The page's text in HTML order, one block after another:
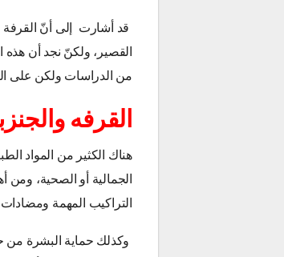
قد أشارت إلى أنّ
القصير، ولكنّ نجد أن هذه
من الدراسات ولكن على
القرفه
هناك الكثير من المواد
الجمالية أو الصحية،
التراكيب المهمة
وكذلك حماية البشرة من